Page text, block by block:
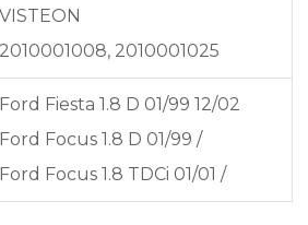
VISTEON
2010001008, 2010001025
Ford Fiesta 1.8 D 01/99 12/02
Ford Focus 1.8 D 01/99 /
Ford Focus 1.8 TDCi 01/01 /